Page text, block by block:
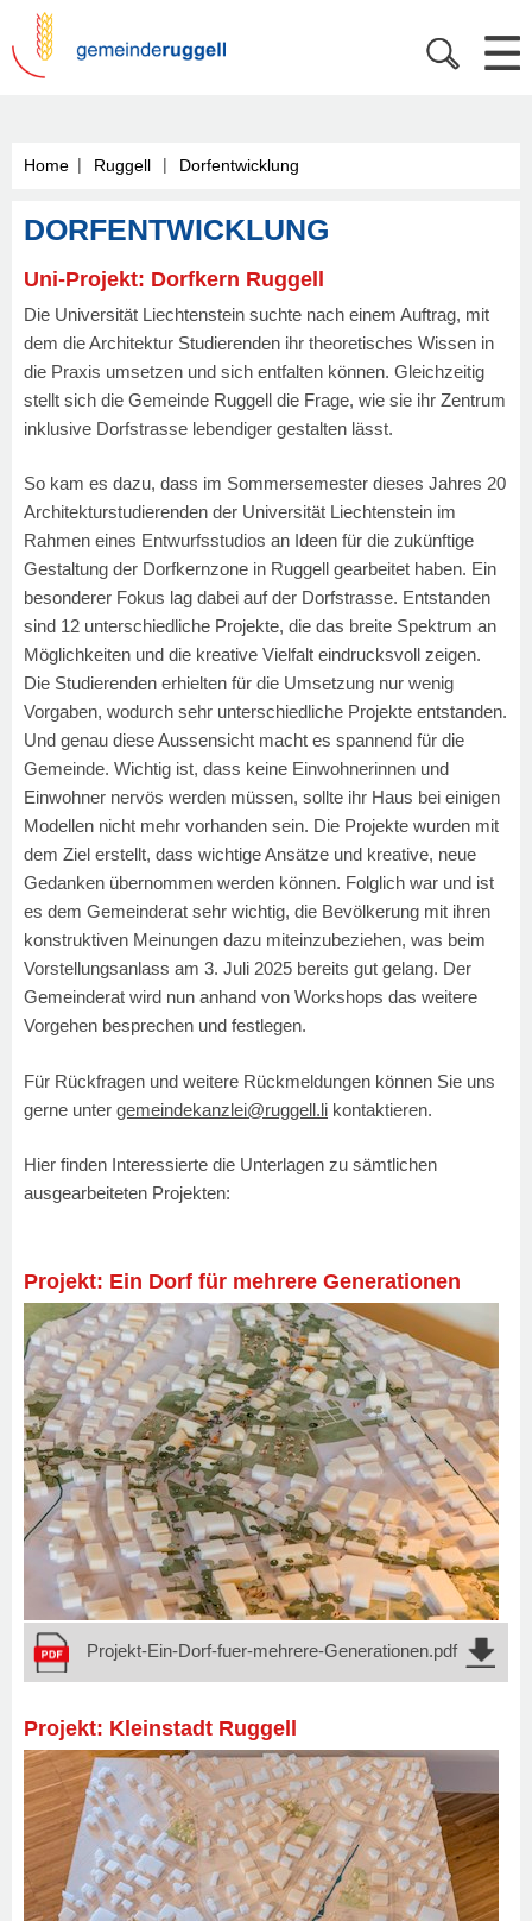
Home | Ruggell | Dorfentwicklung
DORFENTWICKLUNG
Uni-Projekt: Dorfkern Ruggell
Die Universität Liechtenstein suchte nach einem Auftrag, mit
dem die Architektur Studierenden ihr theoretisches Wissen in
die Praxis umsetzen und sich entfalten können. Gleichzeitig
stellt sich die Gemeinde Ruggell die Frage, wie sie ihr Zentrum
inklusive Dorfstrasse lebendiger gestalten lässt.
So kam es dazu, dass im Sommersemester dieses Jahres 20
Architekturstudierenden der Universität Liechtenstein im
Rahmen eines Entwurfsstudios an Ideen für die zukünftige
Gestaltung der Dorfkernzone in Ruggell gearbeitet haben. Ein
besonderer Fokus lag dabei auf der Dorfstrasse. Entstanden
sind 12 unterschiedliche Projekte, die das breite Spektrum an
Möglichkeiten und die kreative Vielfalt eindrucksvoll zeigen.
Die Studierenden erhielten für die Umsetzung nur wenig
Vorgaben, wodurch sehr unterschiedliche Projekte entstanden.
Und genau diese Aussensicht macht es spannend für die
Gemeinde. Wichtig ist, dass keine Einwohnerinnen und
Einwohner nervös werden müssen, sollte ihr Haus bei einigen
Modellen nicht mehr vorhanden sein. Die Projekte wurden mit
dem Ziel erstellt, dass wichtige Ansätze und kreative, neue
Gedanken übernommen werden können. Folglich war und ist
es dem Gemeinderat sehr wichtig, die Bevölkerung mit ihren
konstruktiven Meinungen dazu miteinzubeziehen, was beim
Vorstellungsanlass am 3. Juli 2025 bereits gut gelang. Der
Gemeinderat wird nun anhand von Workshops das weitere
Vorgehen besprechen und festlegen.
Für Rückfragen und weitere Rückmeldungen können Sie uns
gerne unter gemeindekanzlei@ruggell.li kontaktieren.
Hier finden Interessierte die Unterlagen zu sämtlichen
ausgearbeiteten Projekten:
Projekt: Ein Dorf für mehrere Generationen
Projekt-Ein-Dorf-fuer-mehrere-Generationen.pdf
Projekt: Kleinstadt Ruggell